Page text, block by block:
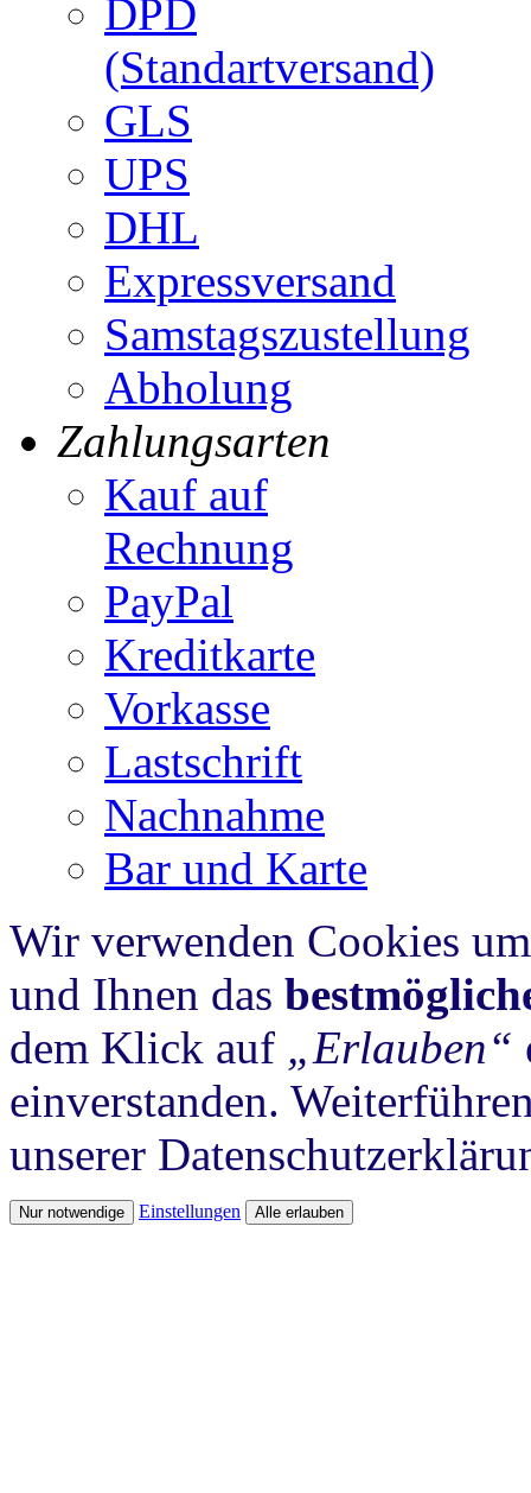
DPD
(Standartversand)
GLS
UPS
DHL
Expressversand
Samstagszustellung
Abholung
Zahlungsarten
Kauf auf
Rechnung
PayPal
Kreditkarte
Vorkasse
Lastschrift
Nachnahme
Bar und Karte
Wir verwenden Cookies
und Ihnen das
dem Klick auf „Erlauben“
einverstanden.
unserer
Nur notwendige Einstellungen Alle erlauben